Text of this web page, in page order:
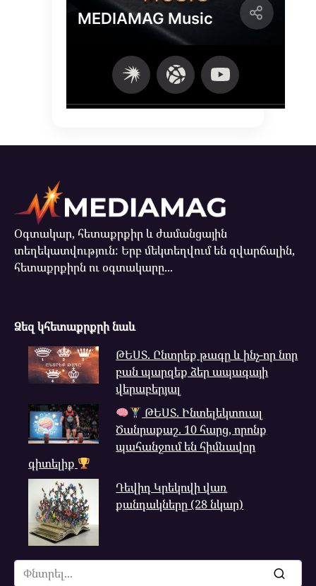
Օգտակար, հետաքրքիր և ժամանցային
տեղեկատվություն: Երբ մեկտեղվում են զվարճալին,
հետաքրքիրն ու օգտակարը...
Ձեզ կհետաքրքրի նաև
ԹԵՍՏ. Ընտրեք թագը և ինչ-որ նոր
բան պարզեք ձեր ապագայի
վերաբերյալ
ԹԵՍՏ. Ինտելեկտուալ
Ծանրաքաշ. 10 հարց, որոնք
պահանջում են հիմնավոր
գիտելիք
Դեվիդ Կրեկովի վառ
քանդակները (28 նկար)
Search